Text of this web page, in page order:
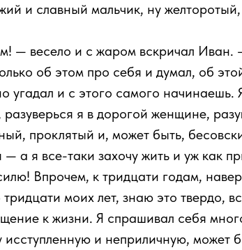
и славный мальчик, ну
— весело и с жаром вскричал Иван.
об этом про себя и думал, об
угадал и с этого самого
я в дорогой женщине,
проклятый и, может быть,
а я все-таки захочу жить и уж как
Впрочем, к тридцати годам,
моих лет, знаю это твердо,
к жизни. Я спрашивал себя
исступленную и неприличную, может